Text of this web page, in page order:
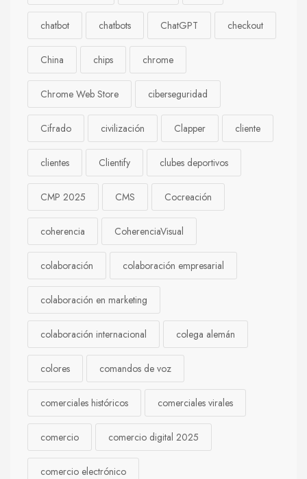
chatbot chatbots ChatGPT checkout
China chips chrome
Chrome Web Store ciberseguridad
Cifrado civilización Clapper cliente
clientes Clientify clubes deportivos
CMP 2025 CMS Cocreación
coherencia CoherenciaVisual
colaboración colaboración empresarial
colaboración en marketing
colaboración internacional colega alemán
colores comandos de voz
comerciales históricos comerciales virales
comercio comercio digital 2025
comercio electrónico